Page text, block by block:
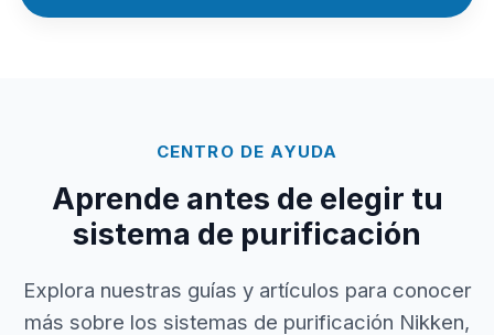
CENTRO DE AYUDA
Aprende antes de elegir tu
sistema de purificación
Explora nuestras guías y artículos para conocer
más sobre los sistemas de purificación Nikken,